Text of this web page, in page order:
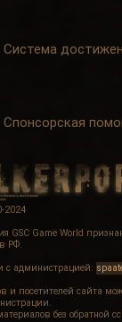
Система
Спонсорская
2024
GSC Game World
РФ.
с администрацией:
и посетителей сайта
без обратной